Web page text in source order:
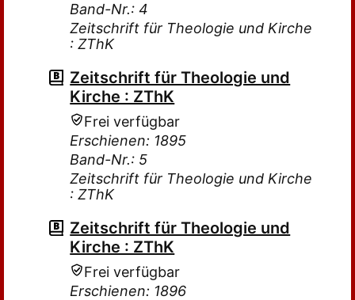
Band-Nr.: 4
Zeitschrift für Theologie und Kirche
: ZThK
Zeitschrift für Theologie und
Kirche : ZThK
Frei verfügbar
Erschienen: 1895
Band-Nr.: 5
Zeitschrift für Theologie und Kirche
: ZThK
Zeitschrift für Theologie und
Kirche : ZThK
Frei verfügbar
Erschienen: 1896